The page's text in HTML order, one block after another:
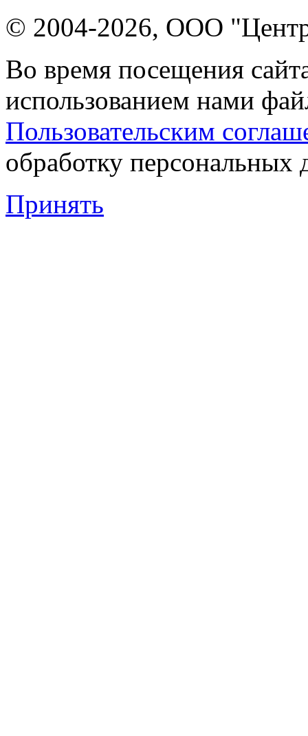
© 2004-2026, ООО "Центр
Во время посещения
использованием нами
Пользовательским
обработку персональных
Принять